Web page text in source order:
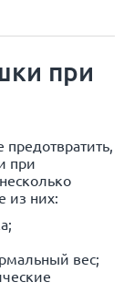
при
при
из них:
вес;